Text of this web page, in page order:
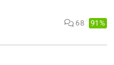
68 91%